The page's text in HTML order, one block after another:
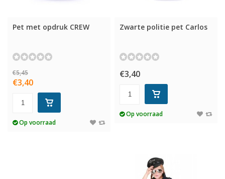
Pet met opdruk CREW
€5,45
€3,40
Op voorraad
Zwarte politie pet Carlos
€3,40
Op voorraad